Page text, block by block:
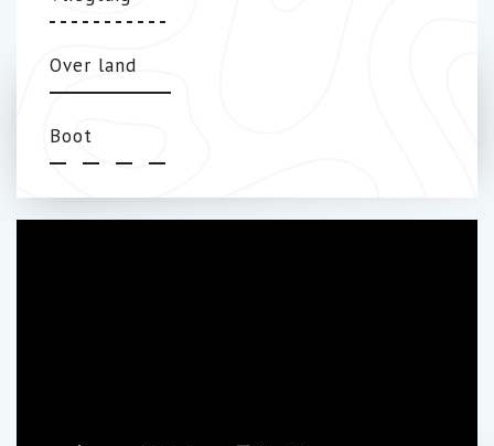
Over land
Boot